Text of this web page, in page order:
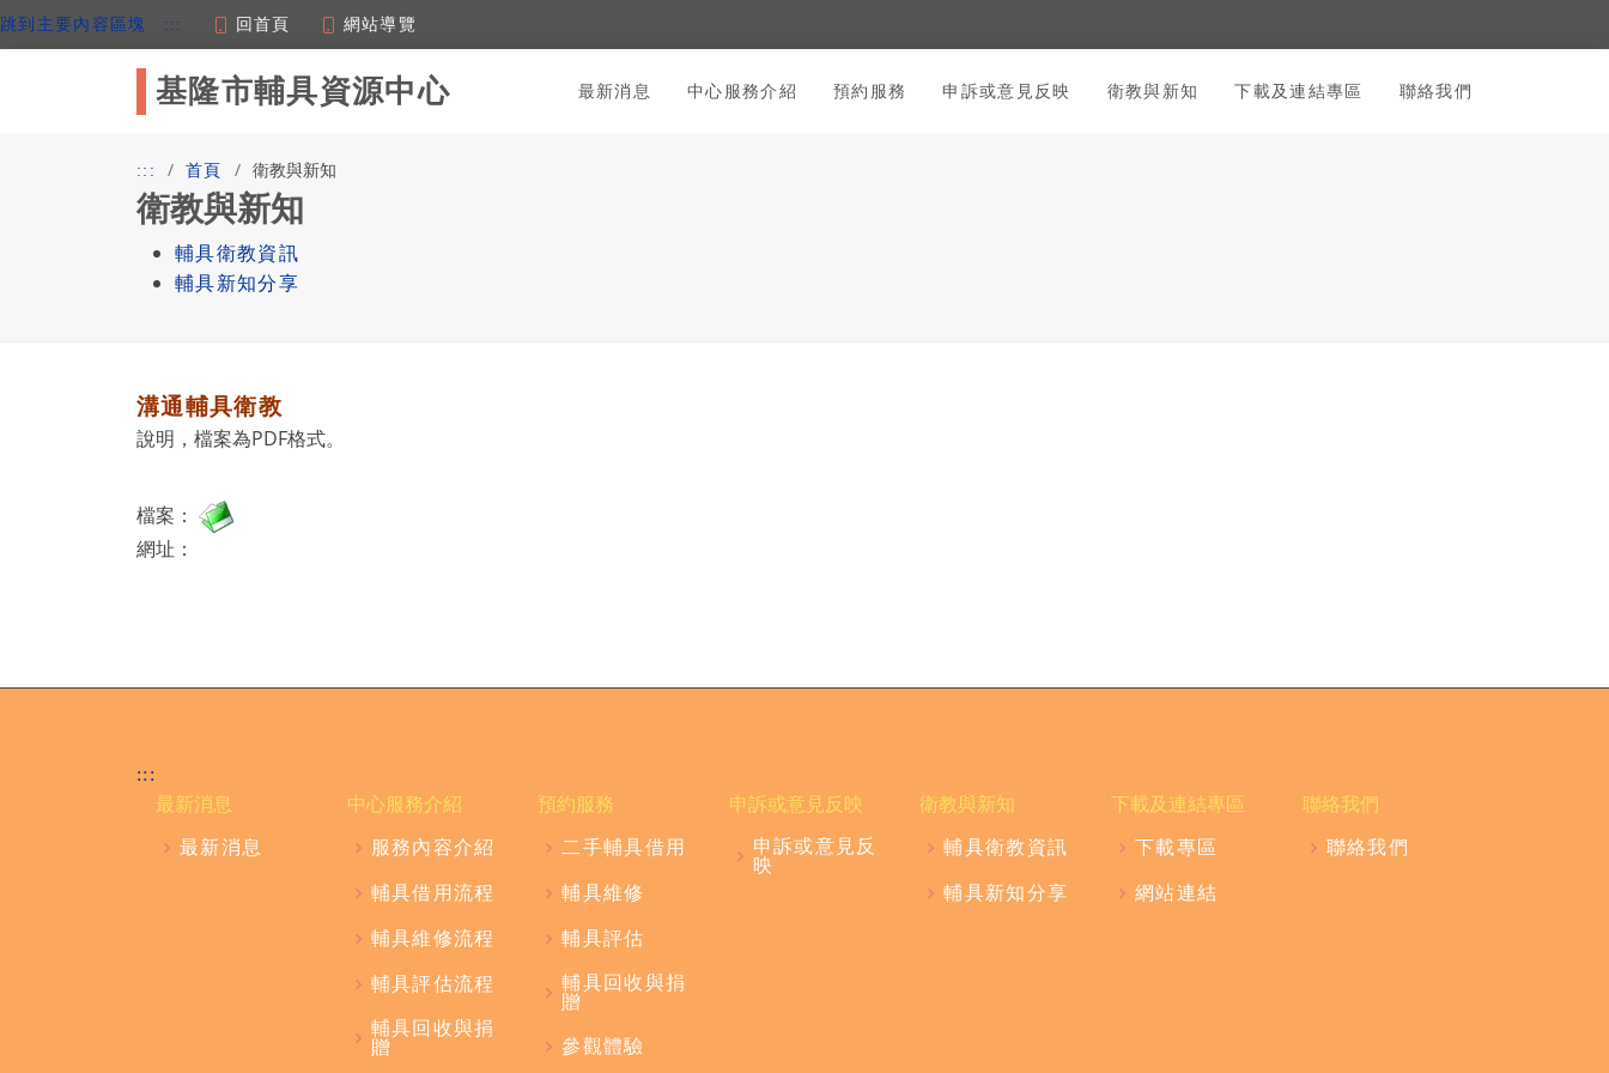
跳到主要內容區塊 ::: 回首頁 網站導覽
基隆市輔具資源中心 最新消息 中心服務介紹 預約服務 申訴或意見反映 衛教與新知 下載及連結專區 聯絡我們
::: 首頁 衛教與新知
衛教與新知
輔具衛教資訊
輔具新知分享
溝通輔具衛教
說明，檔案為PDF格式。
檔案：
網址：
:::
最新消息
最新消息
中心服務介紹
服務內容介紹
輔具借用流程
輔具維修流程
輔具評估流程
輔具回收與捐
贈
預約服務
二手輔具借用
輔具維修
輔具評估
輔具回收與捐
贈
參觀體驗
申訴或意見反映
申訴或意見反
映
衛教與新知
輔具衛教資訊
輔具新知分享
下載及連結專區
下載專區
網站連結
聯絡我們
聯絡我們